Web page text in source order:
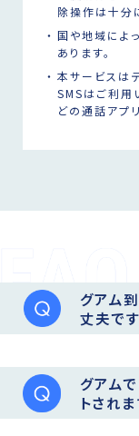
除操作は十分
国や地域によ
あります。
本サービスは
SMSはご利用
どの通話アプ
グアム
丈夫で
グアム
トされ